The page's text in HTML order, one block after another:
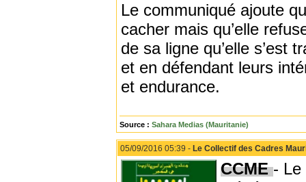
Le communiqué ajoute
cacher mais qu’elle
de sa ligne qu’elle s’est
et en défendant leurs
et endurance.
Source : Sahara Medias (Mauritanie)
05/09/2016 05:39 - Le Collectif des Cadres
CCME- Le